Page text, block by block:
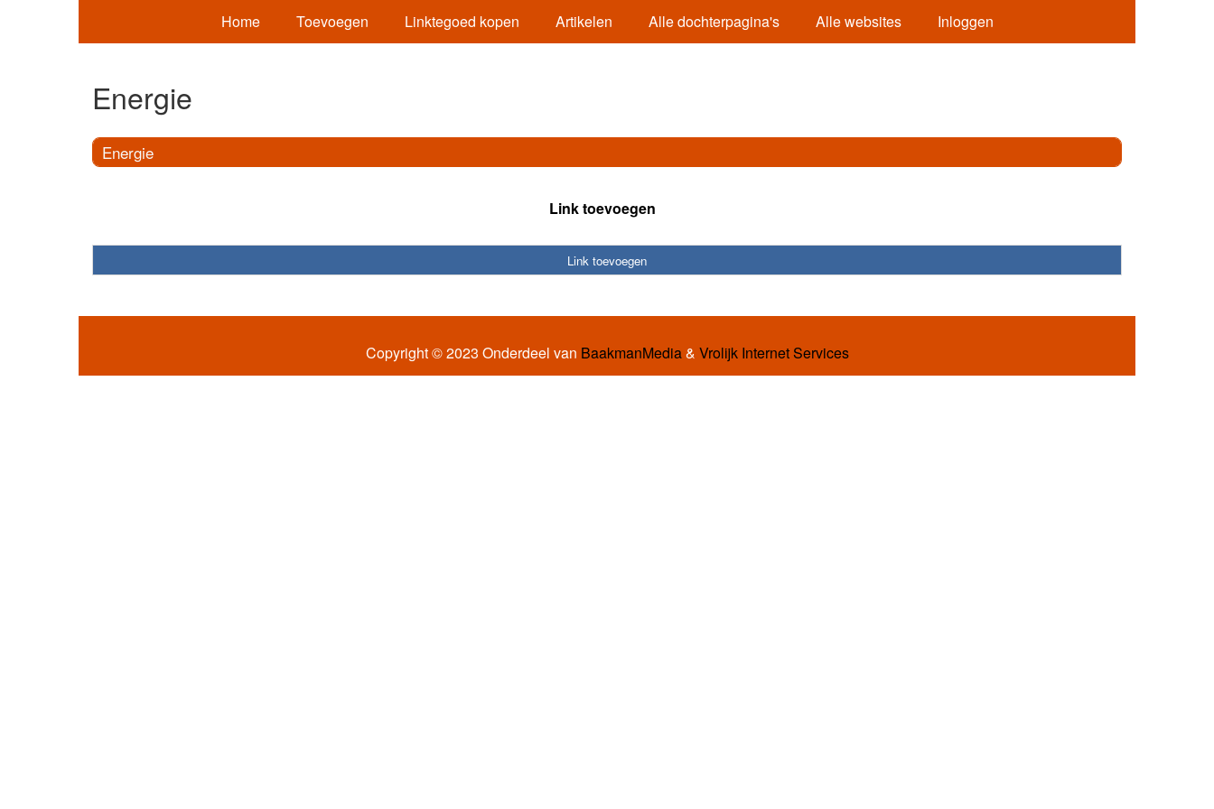
Home Toevoegen Linktegoed kopen Artikelen Alle dochterpagina's Alle websites Inloggen
Energie
Energie
Link toevoegen
Link toevoegen
Copyright © 2023 Onderdeel van BaakmanMedia& Vrolijk Internet Services